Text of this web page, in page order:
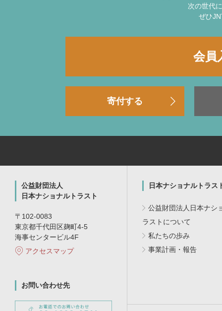
次の世代
ぜひ
会員
寄付する
公益財団法人
日本ナショナルトラスト
〒102-0083
東京都千代田区麹町4-5
海事センタービル4F
アクセスマップ
お問い合わせ先
日本ナショナルトラス
公益財団法人日本ナシ
ラストについて
私たちの歩み
事業計画・報告